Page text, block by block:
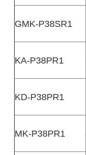
GMK-P38SR1
KA-P38PR1
KD-P38PR1
MK-P38PR1